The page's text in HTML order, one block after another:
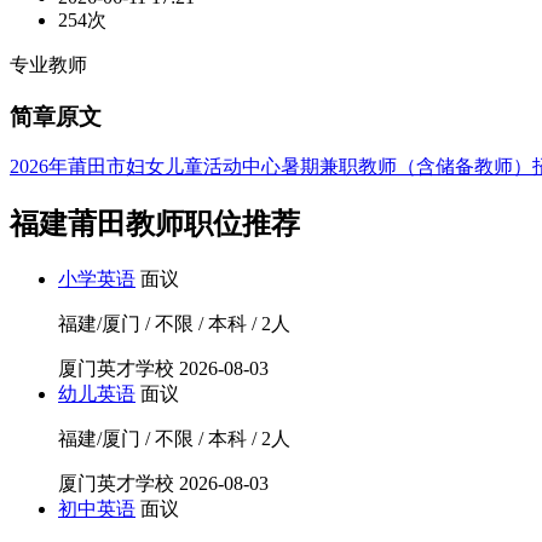
254次
专业教师
简章原文
2026年莆田市妇女儿童活动中心暑期兼职教师（含储备教师）
福建莆田教师职位推荐
小学英语 面议
福建/厦门 / 不限 / 本科 / 2人
厦门英才学校 2026-08-03
幼儿英语 面议
福建/厦门 / 不限 / 本科 / 2人
厦门英才学校 2026-08-03
初中英语 面议